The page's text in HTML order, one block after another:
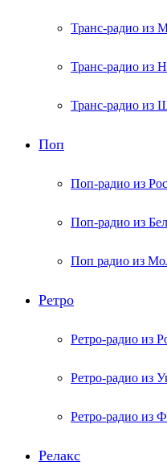
Транс-радио из
Транс-радио из
Транс-радио из
Поп
Поп-радио из
Поп-радио из
Поп радио из
Ретро
Ретро-радио из
Ретро-радио из
Ретро-радио из
Релакс